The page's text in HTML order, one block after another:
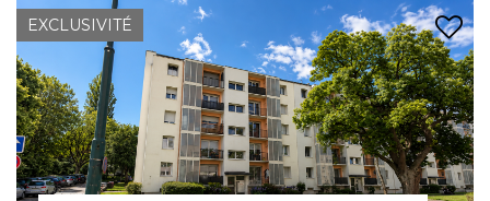
EXCLUSIVITÉ